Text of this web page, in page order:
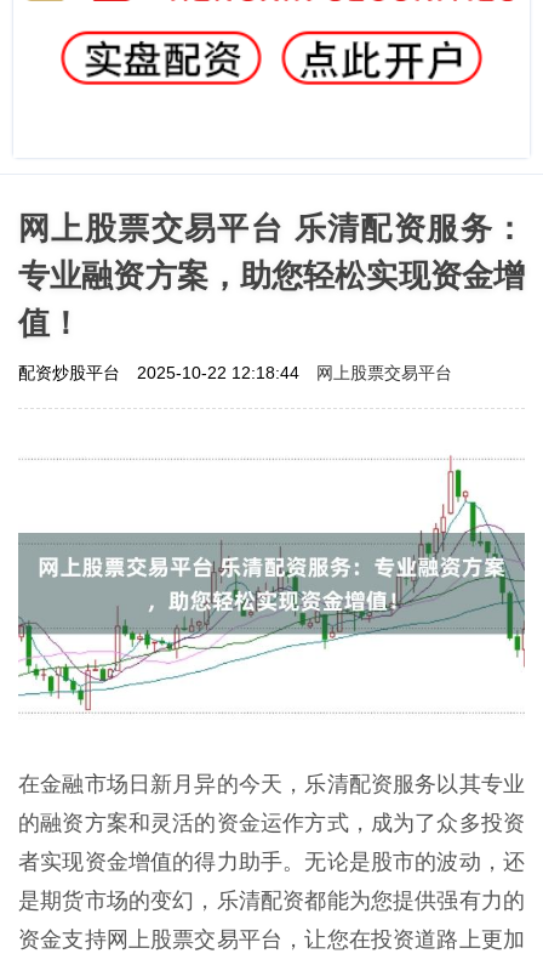
网上股票交易平台 乐清配资服务：
专业融资方案，助您轻松实现资金增
值！
配资炒股平台 2025-10-22 12:18:44 网上股票交易平台
在金融市场日新月异的今天，乐清配资服务以其专业
的融资方案和灵活的资金运作方式，成为了众多投资
者实现资金增值的得力助手。无论是股市的波动，还
是期货市场的变幻，乐清配资都能为您提供强有力的
资金支持网上股票交易平台，让您在投资道路上更加